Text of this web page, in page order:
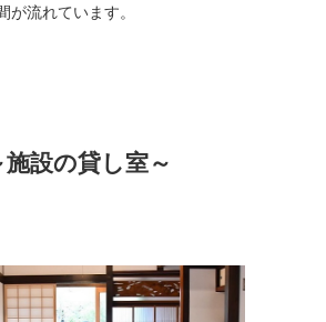
が流れています。
施設の貸し室～